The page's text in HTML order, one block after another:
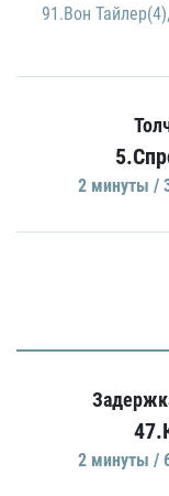
91.Вон Тайлер(4),
2 минуты /
2 минуты /